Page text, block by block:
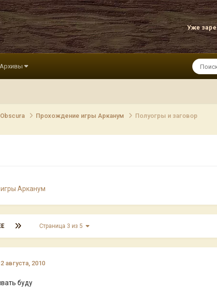
Уже
Архивы
Прохождение игры Арканум Полуогры и заговор
Арканум
Страница 3 из 5
августа, 2010
буду